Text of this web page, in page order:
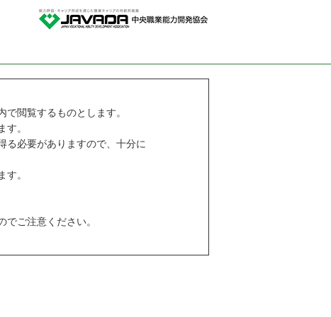
閲覧するものとします。
。
必要がありますので、十分に
。
ご注意ください。